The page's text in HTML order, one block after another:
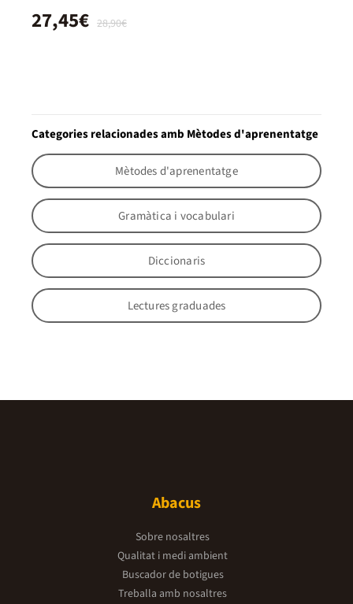
28,90€
27,45€
Categories relacionades amb Mètodes d'aprenentatge
Mètodes d'aprenentatge
Gramàtica i vocabulari
Diccionaris
Lectures graduades
Abacus
Sobre nosaltres
Qualitat i medi ambient
Buscador de botigues
Treballa amb nosaltres